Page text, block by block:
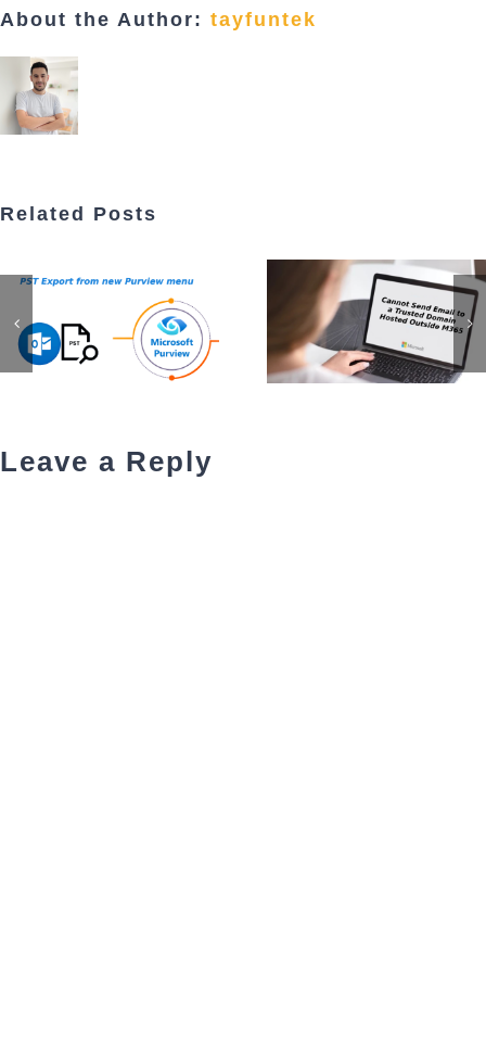
About the Author: tayfuntek
Related Posts
Leave a Reply